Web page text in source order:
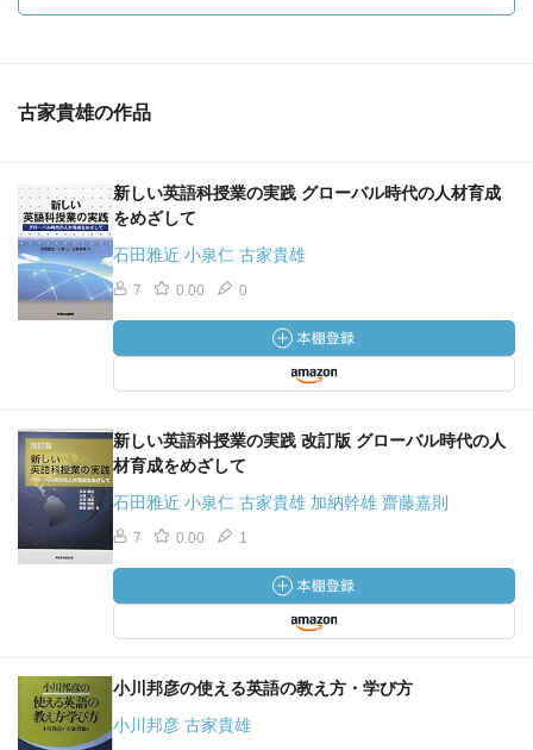
古家貴雄の作品
新しい英語科授業の実践 グローバル時代の人材育成
をめざして
石田雅近 小泉仁 古家貴雄
7 0.00 0
新しい英語科授業の実践 改訂版 グローバル時代の人
材育成をめざして
石田雅近 小泉仁 古家貴雄 加納幹雄 齋藤嘉則
7 0.00 1
小川邦彦の使える英語の教え方・学び方
小川邦彦 古家貴雄